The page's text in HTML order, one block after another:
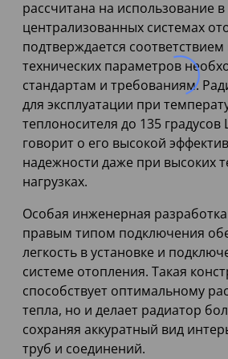
рассчитана на использование в
централизованных системах
подтверждается соответствием
технических параметров
стандартам и требованиям.
для эксплуатации при
теплоносителя до 135 градусов
говорит о его высокой
надежности даже при высоких
нагрузках.
Особая инженерная
правым типом подключения
легкость в установке и
системе отопления. Такая
способствует оптимальному
тепла, но и делает радиатор
сохраняя аккуратный вид
труб и соединений.